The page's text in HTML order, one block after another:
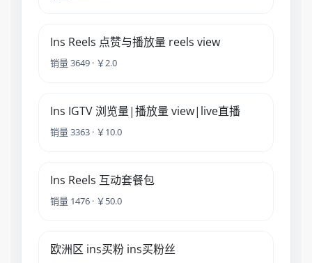
Ins Reels 点赞与播放量 reels view
销量 3649 · ￥2.0
Ins IGTV 浏览量|播放量 view|live直播
销量 3363 · ￥10.0
Ins Reels 互动套餐包
销量 1476 · ￥50.0
欧洲区 ins买粉 ins买粉丝